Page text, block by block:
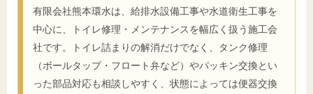
有限会社熊本環水は、給排水設備工事や水道衛生工事を
中心に、トイレ修理・メンテナンスを幅広く扱う施工会
社です。トイレ詰まりの解消だけでなく、タンク修理
（ボールタップ・フロート弁など）やパッキン交換とい
った部品対応も相談しやすく、状態によっては便器交換